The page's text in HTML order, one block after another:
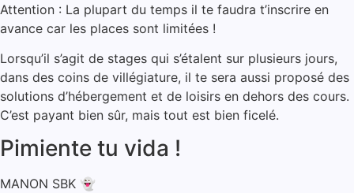
Attention : La plupart du temps il te faudra t’inscrire en
avance car les places sont limitées !
Lorsqu’il s’agit de stages qui s’étalent sur plusieurs jours,
dans des coins de villégiature, il te sera aussi proposé des
solutions d’hébergement et de loisirs en dehors des cours.
C’est payant bien sûr, mais tout est bien ficelé.
Pimiente tu vida !
MANON SBK 👻